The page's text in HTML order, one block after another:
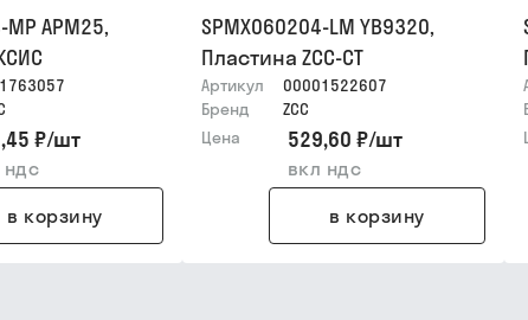
APM25,
₽/шт
ндс
в корзину
SPMX060204-LM YB9320,
Пластина ZCC-CT
Артикул
00001522607
Бренд
ZCC
Цена
529,60 ₽/шт
вкл ндс
в корзину